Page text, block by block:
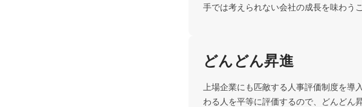
手では考えられない会社の成長を味わう
どんどん昇進
上場企業にも匹敵する人事評価制度を導
わる人を平等に評価するので、どんどん